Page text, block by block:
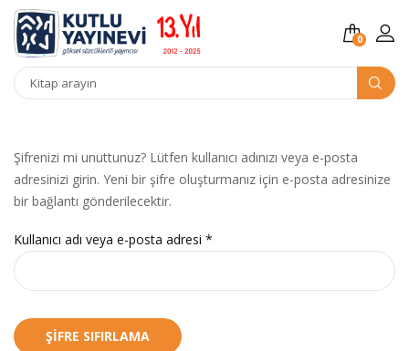
0
Kitap
Şifrenizi mi unuttunuz? Lütfen kullanıcı adınızı veya e-posta
adresinizi girin. Yeni bir şifre oluşturmanız için e-posta adresinize
bir bağlantı gönderilecektir.
Kullanıcı adı veya e-posta adresi *
ŞIFRE SIFIRLAMA